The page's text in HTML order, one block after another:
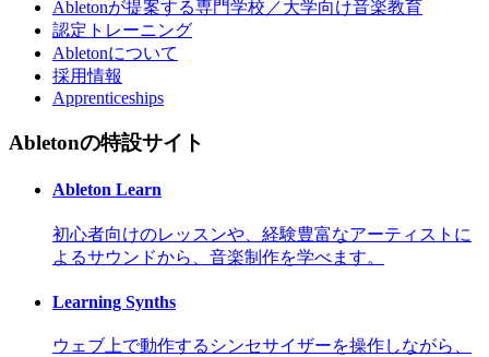
Abletonが提案する専門学校／大学向け音楽教育
認定トレーニング
Abletonについて
採用情報
Apprenticeships
Abletonの特設サイト
Ableton Learn
初心者向けのレッスンや、経験豊富なアーティストに
よるサウンドから、音楽制作を学べます。
Learning Synths
ウェブ上で動作するシンセサイザーを操作しながら、